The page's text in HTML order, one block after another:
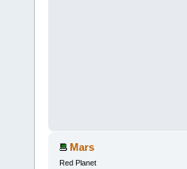
Mars
Red Planet